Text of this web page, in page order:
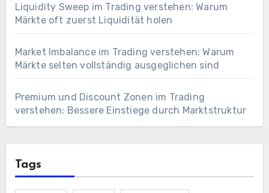
Liquidity Sweep im Trading verstehen: Warum
Märkte oft zuerst Liquidität holen
Market Imbalance im Trading verstehen: Warum
Märkte selten vollständig ausgeglichen sind
Premium und Discount Zonen im Trading
verstehen: Bessere Einstiege durch Marktstruktur
Tags